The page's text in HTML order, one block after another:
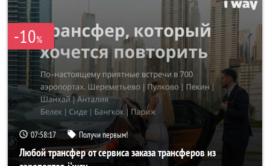
-10%
07:58:16 Получи первым!
Любой трансфер от сервиса заказа трансферов из